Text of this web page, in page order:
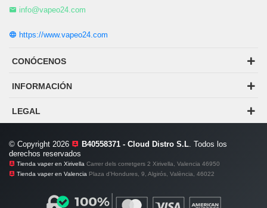
info@vapeo24.com
https://www.vapeo24.com
CONÓCENOS
INFORMACIÓN
LEGAL
© Copyright 2026 B40558371 - Cloud Distro S.L . Todos los
derechos reservados
Tienda vaper en Xirivella Carrer dels corretgers 2 Xirivella, Valencia 46950
Tienda vaper en Valencia Plaza d'Hondures, 9, Algirós, València, 46022